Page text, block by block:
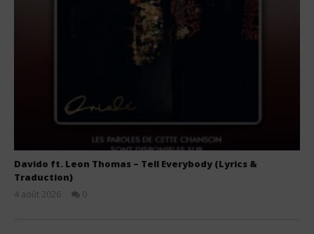
Davido ft. Leon Thomas – Tell Everybody (Lyrics &
Traduction)
4 août 2026
0